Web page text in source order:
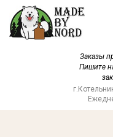
Заказы
Пишите